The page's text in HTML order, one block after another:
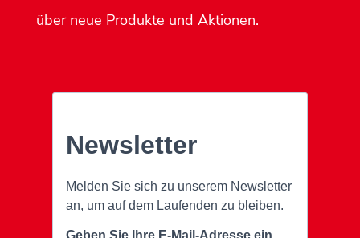
über neue Produkte und Aktionen.